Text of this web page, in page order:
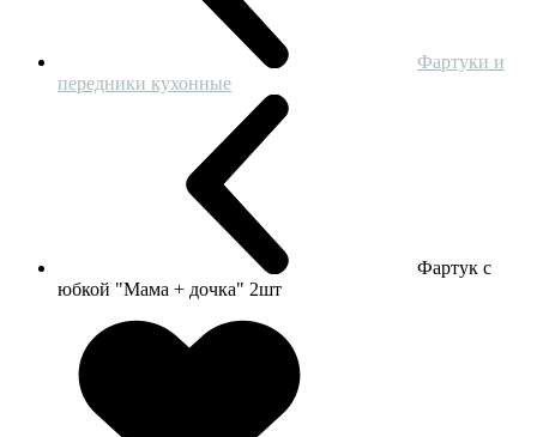
Фартуки и
передники кухонные
Фартук с
юбкой "Мама + дочка" 2шт